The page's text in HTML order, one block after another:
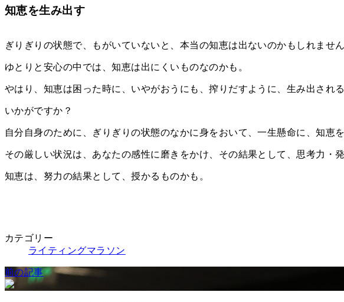
新
:
知恵を生み出す
ぎりぎりの状態で、もがいていないと、本当の知恵は出ないのかもしれません
ゆとりと安心の中では、知恵は出にくいものなのかも。
やはり、知恵は困った時に、いやがおうにも、搾りだすように、生み出され
いかがですか？
自分自身のために、ぎりぎりの状態のなかに身をおいて、一生懸命に、知恵
その厳しい状況は、あなたの感性に磨きをかけ、その結果として、思考力・
知恵は、努力の結果として、授かるものかも。
カテゴリー
ライティングマラソン
前の記事